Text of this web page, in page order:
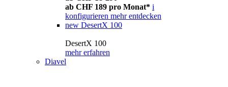
ab CHF 189 pro Monat* i
konfigurieren mehr entdecken
new DesertX 100
DesertX 100
mehr erfahren
Diavel